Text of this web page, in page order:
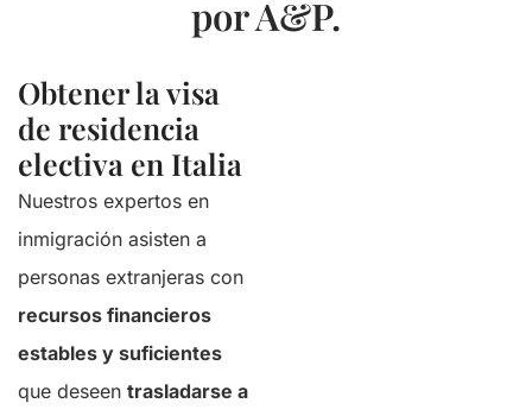
por A&P.
Obtener la visa
de residencia
electiva en Italia
Nuestros expertos en
inmigración asisten a
personas extranjeras con
recursos financieros
estables y suficientes
que deseen trasladarse a